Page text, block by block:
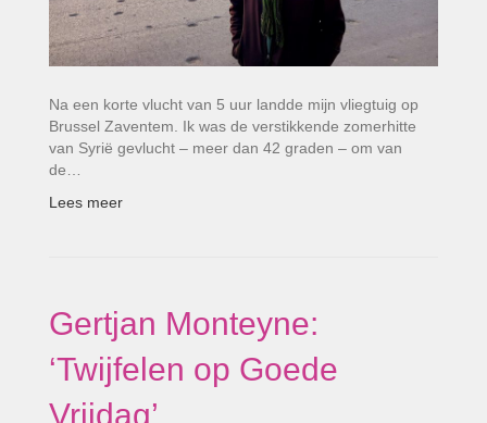
Na een korte vlucht van 5 uur landde mijn vliegtuig op
Brussel Zaventem. Ik was de verstikkende zomerhitte
van Syrië gevlucht – meer dan 42 graden – om van
de…
Lees meer
Gertjan Monteyne:
‘Twijfelen op Goede
Vrijdag’